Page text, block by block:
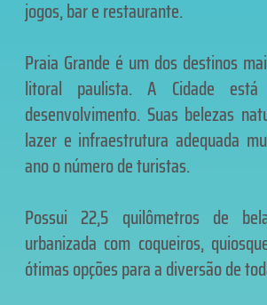
jogos, bar e restaurante.
Praia Grande é um dos destinos
litoral paulista. A Cidade está
desenvolvimento. Suas belezas
lazer e infraestrutura adequada
ano o número de turistas.
Possui 22,5 quilômetros de
urbanizada com coqueiros,
ótimas opções para a diversão de